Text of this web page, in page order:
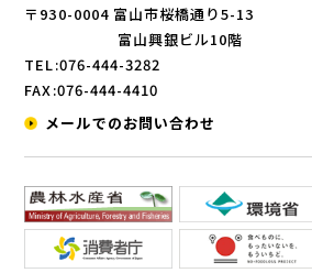
〒930-0004 富山市桜橋通り5-13
富山興銀ビル10階
TEL:076-444-3282
FAX:076-444-4410
メールでのお問い合わせ